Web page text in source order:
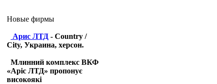
Новые фирмы
Арис ЛТД - Country /
City, Украина, херсон.
Млинний комплекс ВКФ
«Аріс ЛТД» пропонує
високоякі